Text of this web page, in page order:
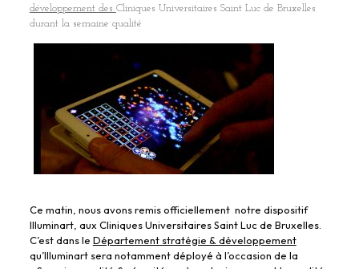
développement des Cliniques Universitaires Saint Luc de Bruxelles
durant la semaine qualité
Ce matin, nous avons remis officiellement notre dispositif
Illuminart, aux Cliniques Universitaires Saint Luc de Bruxelles.
C’est dans le Département stratégie & développement
qu’Illuminart sera notamment déployé à l’occasion de la